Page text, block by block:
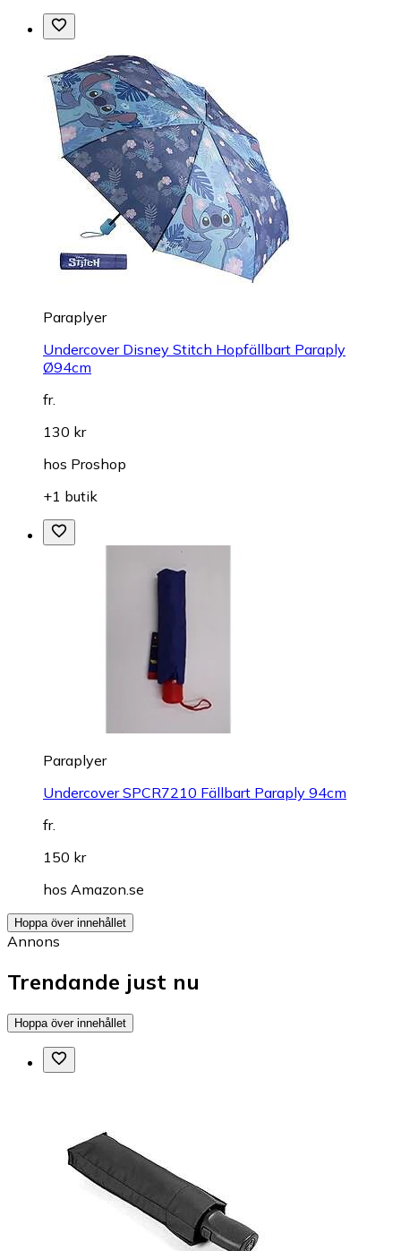
Paraplyer
Undercover Disney Stitch Hopfällbart Paraply
Ø94cm
fr.
130 kr
hos Proshop
+1 butik
Paraplyer
Undercover SPCR7210 Fällbart Paraply 94cm
fr.
150 kr
hos Amazon.se
Hoppa över innehållet
Annons
Trendande just nu
Hoppa över innehållet